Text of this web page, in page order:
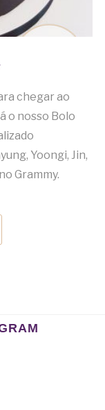
chegar ao
o nosso Bolo
Yoongi, Jin,
Grammy.